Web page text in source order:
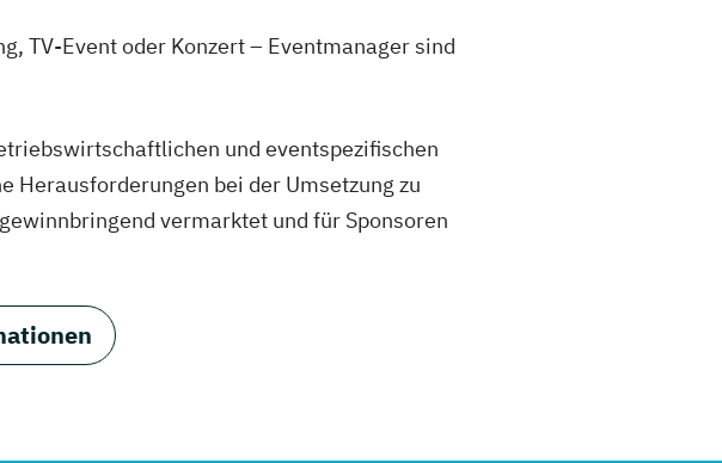
TV-Event oder Konzert – Eventmanager sind
und eventspezifischen
Herausforderungen bei der Umsetzung zu
vermarktet und für Sponsoren